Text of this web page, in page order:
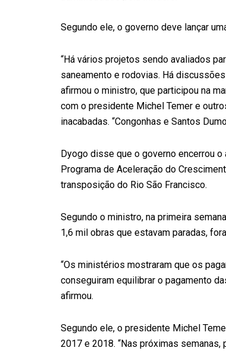
Segundo ele, o governo deve lançar
“Há vários projetos sendo avaliados
saneamento e rodovias. Há
afirmou o ministro, que participou na
com o presidente Michel Temer e
inacabadas. “Congonhas e Santos
Dyogo disse que o governo encerrou
Programa de Aceleração do
transposição do Rio São Francisco.
Segundo o ministro, na primeira
1,6 mil obras que estavam paradas,
“Os ministérios mostraram que os
conseguiram equilibrar o pagamento
afirmou.
Segundo ele, o presidente Michel
2017 e 2018. “Nas próximas